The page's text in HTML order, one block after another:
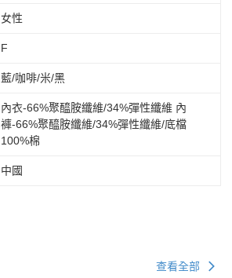
女性
F
藍/咖啡/米/黑
內衣-66%聚醯胺纖維/34%彈性纖維 內
褲-66%聚醯胺纖維/34%彈性纖維/底檔
100%棉
中國
查看全部